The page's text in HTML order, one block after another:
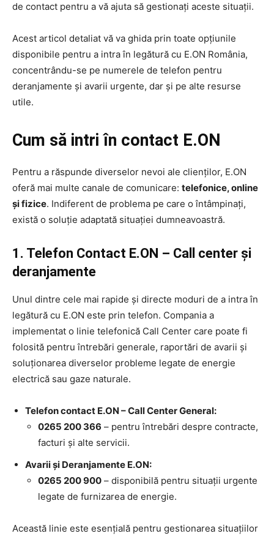
de contact pentru a vă ajuta să gestionați aceste situații.
Acest articol detaliat vă va ghida prin toate opțiunile
disponibile pentru a intra în legătură cu E.ON România,
concentrându-se pe numerele de telefon pentru
deranjamente și avarii urgente, dar și pe alte resurse
utile.
Cum să intri în contact E.ON
Pentru a răspunde diverselor nevoi ale clienților, E.ON
oferă mai multe canale de comunicare: telefonice, online
și fizice. Indiferent de problema pe care o întâmpinați,
există o soluție adaptată situației dumneavoastră.
1. Telefon Contact E.ON – Call center și
deranjamente
Unul dintre cele mai rapide și directe moduri de a intra în
legătură cu E.ON este prin telefon. Compania a
implementat o linie telefonică Call Center care poate fi
folosită pentru întrebări generale, raportări de avarii și
soluționarea diverselor probleme legate de energie
electrică sau gaze naturale.
Telefon contact E.ON – Call Center General:
0265 200 366 – pentru întrebări despre contracte,
facturi și alte servicii.
Avarii și Deranjamente E.ON:
0265 200 900 – disponibilă pentru situații urgente
legate de furnizarea de energie.
Această linie este esențială pentru gestionarea situațiilor